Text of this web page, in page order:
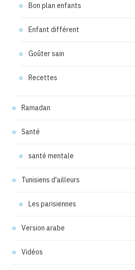
Bon plan enfants
Enfant différent
Goûter sain
Recettes
Ramadan
Santé
santé mentale
Tunisiens d'ailleurs
Les parisiennes
Version arabe
Vidéos